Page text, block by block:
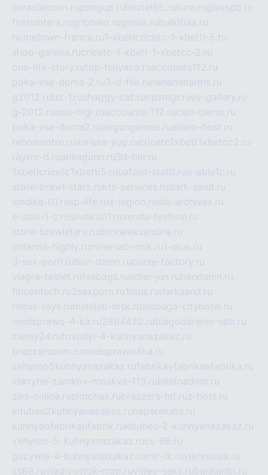
miraclecoon.rupongup.ru hostel65.ru liura.ruglasspb.ru
firehunters.rugribowo.rugnalis.rubulkitula.ru
hometown-france.ru1-xbeticricetc-1-xbetti-5.ru
shop-garena.rucricetc-1-xbetr-1-xbetcc-2.ru
one-life-story.rutop-halyava.ruaccounts112.ru
poka-vse-doma-2.ru3-d-file.ru hahahaharms.ru
g2012.rutst-1.rushaggy-cat.ruopsmgr.ruev-gallery.ru
g-2012.ruops-mgr.ruaccounts-112.rucsm-demo.ru
poka-vse-doma2.ruairgungames.ruallseo-host.ru
tehosmotre.ruvarieta-yug.rucricetc1xbetr1xbetcc2.ru
raytor-d.ruatillagunn.ru3d-file.ru
1xbeticricetc1xbetti5.ruuafoot-statti.rue-abis1c.ru
store-brawl-stars.rukts-services.rudark-sand.ru
sindika-01.rusp-life.rux-legion.rusib-archives.ru
e-abis-1-c.rusindika01.ruvenda-festival.ru
store-brawlstars.rudooraleksandria.ru
antenna-highly.ru mine-lab-msk.ru1-mus.ru
3-sex-porn.ruban-damn.rupurse-factory.ru
viagra-tablet.rufasbags.ruadler-jun.rubandamn.ru
fincontech.ru3sexporn.ru1mus.rudarksand.ru
rebus-toys.ru minelab-msk.rualabuga-cityhotel.ru
medsprawo-4-ka.ru2864420.rublagodarenie-spb.ru
zajmy24.rutovudyi-4-kuhnyanazakaz.ru
brazzerscom.ru medsprawo4ka.ru
xehyroo5kuhnyanazakaz.rufabrikayfabrikaefabrika.ru
vskrytie-zamkov-moskva-113.rubiletnadom.ru
zed-online.rupimchax.rubrazzers-hd.ruz-host.ru
kitubeu2kuhnyanazakaz.ru naperekate.ru
kuhnyaofabrikaufabrik.rukitubeu-2-kuhnyanazakaz.ru
xehyroo-5-kuhnyanazakaz.rucs-68.ru
guzywia-4-kuhnyanazakaz.ru mir-tk.ruvlknrussia.ru
cs68.ruvladivostok-map.ruvideo-seks.rubankaribi.ru